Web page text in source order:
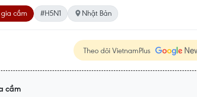
cầm #H5N1 Nhật Bản
Theo dõi VietnamPlus
cầm